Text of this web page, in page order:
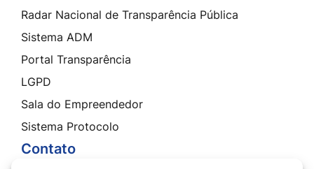
Radar Nacional de Transparência Pública
Sistema ADM
Portal Transparência
LGPD
Sala do Empreendedor
Sistema Protocolo
Contato